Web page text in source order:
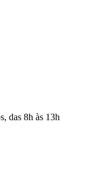
das 8h às 13h